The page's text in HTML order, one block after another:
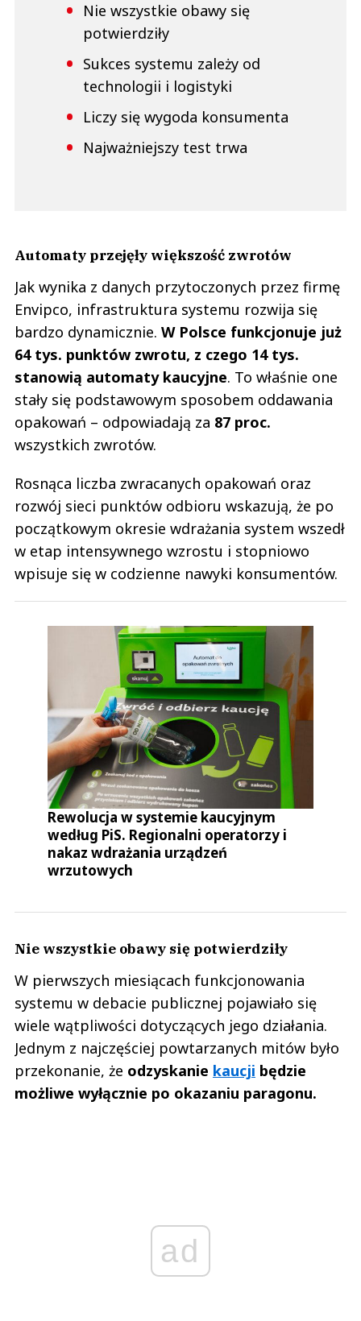
Nie wszystkie obawy się
potwierdziły
Sukces systemu zależy od
technologii i logistyki
Liczy się wygoda konsumenta
Najważniejszy test trwa
Automaty przejęły większość zwrotów
Jak wynika z danych przytoczonych przez firmę
Envipco, infrastruktura systemu rozwija się
bardzo dynamicznie. W Polsce funkcjonuje już
64 tys. punktów zwrotu, z czego 14 tys.
stanowią automaty kaucyjne. To właśnie one
stały się podstawowym sposobem oddawania
opakowań – odpowiadają za 87 proc.
wszystkich zwrotów.
Rosnąca liczba zwracanych opakowań oraz
rozwój sieci punktów odbioru wskazują, że po
początkowym okresie wdrażania system wszedł
w etap intensywnego wzrostu i stopniowo
wpisuje się w codzienne nawyki konsumentów.
Rewolucja w systemie kaucyjnym
według PiS. Regionalni operatorzy i
nakaz wdrażania urządzeń
wrzutowych
Nie wszystkie obawy się potwierdziły
W pierwszych miesiącach funkcjonowania
systemu w debacie publicznej pojawiało się
wiele wątpliwości dotyczących jego działania.
Jednym z najczęściej powtarzanych mitów było
przekonanie, że odzyskanie kaucji będzie
możliwe wyłącznie po okazaniu paragonu.
ad